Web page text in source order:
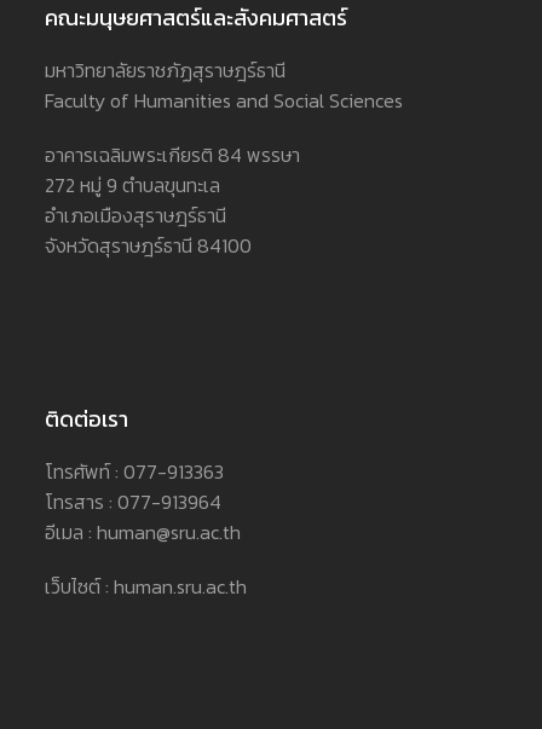
คณะมนุษยศาสตร์และสังคมศาสตร์
มหาวิทยาลัยราชภัฏสุราษฎร์ธานี
Faculty of Humanities and Social Sciences
อาคารเฉลิมพระเกียรติ 84 พรรษา
272 หมู่ 9 ตำบลขุนทะเล
อำเภอเมืองสุราษฎร์ธานี
จังหวัดสุราษฎร์ธานี 84100
ติดต่อเรา
โทรศัพท์ : 077-913363
โทรสาร : 077-913964
อีเมล : human@sru.ac.th
เว็บไซต์ : human.sru.ac.th